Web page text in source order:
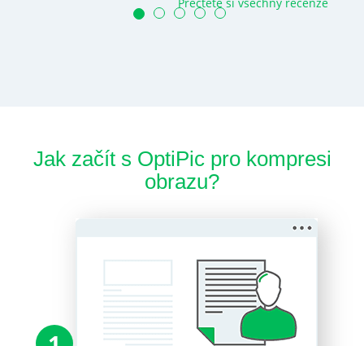
Jak začít s OptiPic pro kompresi
obrazu?